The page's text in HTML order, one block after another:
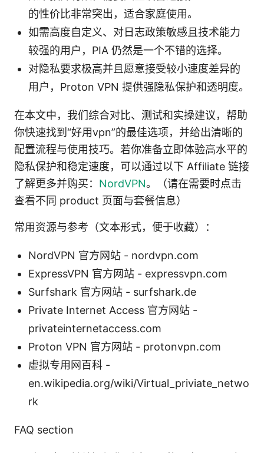
的性价比非常突出，适合家庭使用。
如需高度自定义、对日志政策敏感且技术能力
较强的用户，PIA 仍然是一个不错的选择。
对隐私要求极高并且愿意接受较小速度差异的
用户，Proton VPN 提供强隐私保护和透明度。
在本文中，我们综合对比、测试和实操建议，帮助
你快速找到“好用vpn”的最佳选项，并给出清晰的
配置流程与使用技巧。若你准备立即体验高水平的
隐私保护和稳定速度，可以通过以下 Affiliate 链接
了解更多并购买： NordVPN。（请在需要时点击
查看不同 product 页面与套餐信息）
常用资源与参考（文本形式，便于收藏）：
NordVPN 官方网站 - nordvpn.com
ExpressVPN 官方网站 - expressvpn.com
Surfshark 官方网站 - surfshark.de
Private Internet Access 官方网站 -
privateinternetaccess.com
Proton VPN 官方网站 - protonvpn.com
虚拟专用网百科 -
en.wikipedia.org/wiki/Virtual_priviate_netwo
rk
FAQ section